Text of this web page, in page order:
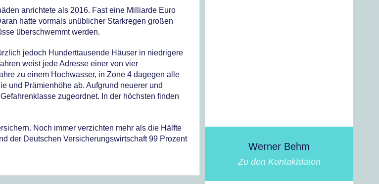
Werner Behm
Zu den Kontaktdaten
anrichtete als 2016. Fast eine Milliarde Euro
hatte vormals unüblicher Starkregen großen
überschwemmt werden.
jedoch Hunderttausende Häuser in niedrigere
weist jede Adresse einer von vier
zu einem Hochwasser, in Zone 4 dagegen alle
und Prämienhöhe ab. Aufgrund neuerer und
zugeordnet. In der höchsten finden
Noch immer verzichten mehr als die Hälfte
der Deutschen Versicherungswirtschaft 99 Prozent